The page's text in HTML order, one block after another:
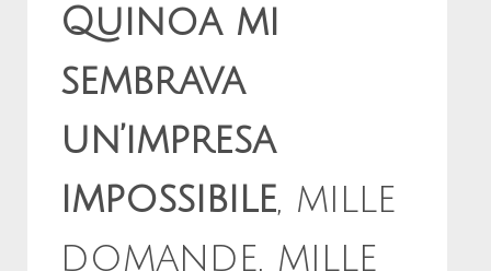
Quinoa mi
sembrava
un’impresa
impossibile, mille
domande, mille